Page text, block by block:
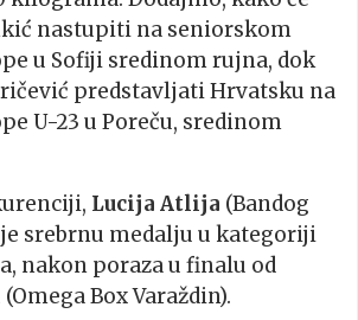
nastupiti na seniorskom
u Sofiji sredinom rujna, dok
predstavljati Hrvatsku na
U-23 u Poreču, sredinom
Lucija Atlija (Bandog
srebrnu medalju u kategoriji
nakon poraza u finalu od
(Omega Box Varaždin).